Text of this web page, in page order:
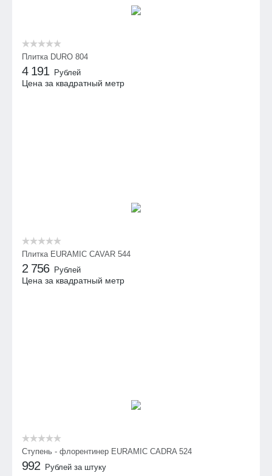
Плитка DURO 804
4 191 Рублей
Цена за квадратный метр
Плитка EURAMIC CAVAR 544
2 756 Рублей
Цена за квадратный метр
Ступень - флорентинер EURAMIC CADRA 524
992 Рублей за штуку